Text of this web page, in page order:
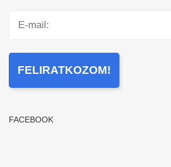
FACEBOOK